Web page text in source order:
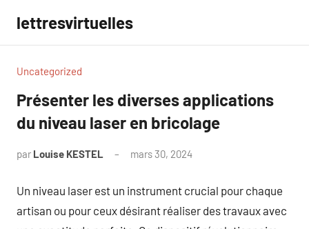
contenu
lettresvirtuelles
Uncategorized
Présenter les diverses applications
du niveau laser en bricolage
par Louise KESTEL mars 30, 2024
Un niveau laser est un instrument crucial pour chaque
artisan ou pour ceux désirant réaliser des travaux avec